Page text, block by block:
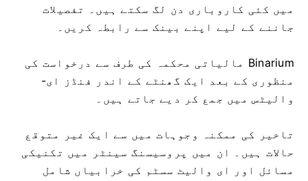
میں کئی کاروباری دن لگ سکتے ہیں۔ تفصیلات
جاننے کے لیے اپنے بینک سے رابطہ کریں۔
Binarium مالیاتی محکمہ کی طرف سے درخواست کی
منظوری کے بعد ایک گھنٹے کے اندر فنڈز ای-
والیٹس میں جمع کر دیے جاتے ہیں۔
تاخیر کی ممکنہ وجوہات میں سے ایک غیر متوقع
حالات ہیں۔ ان میں پروسیسنگ سینٹر میں تکنیکی
مسائل اور ای والیٹ سسٹم کی خرابیاں شامل